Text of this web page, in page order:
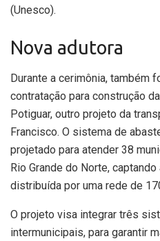
(Unesco).
Nova adutora
Durante a cerimônia, também
contratação para construção
Potiguar, outro projeto da
Francisco. O sistema de
projetado para atender 38
Rio Grande do Norte,
distribuída por uma rede de
O projeto visa integrar três
intermunicipais, para garantir